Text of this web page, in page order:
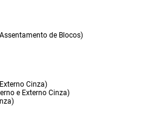
de Blocos)
Cinza)
e Externo Cinza)